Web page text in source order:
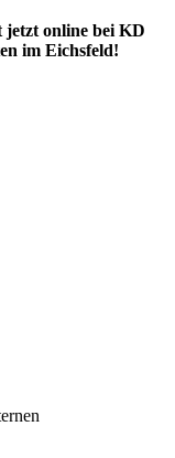
jetzt online bei KD
im Eichsfeld!